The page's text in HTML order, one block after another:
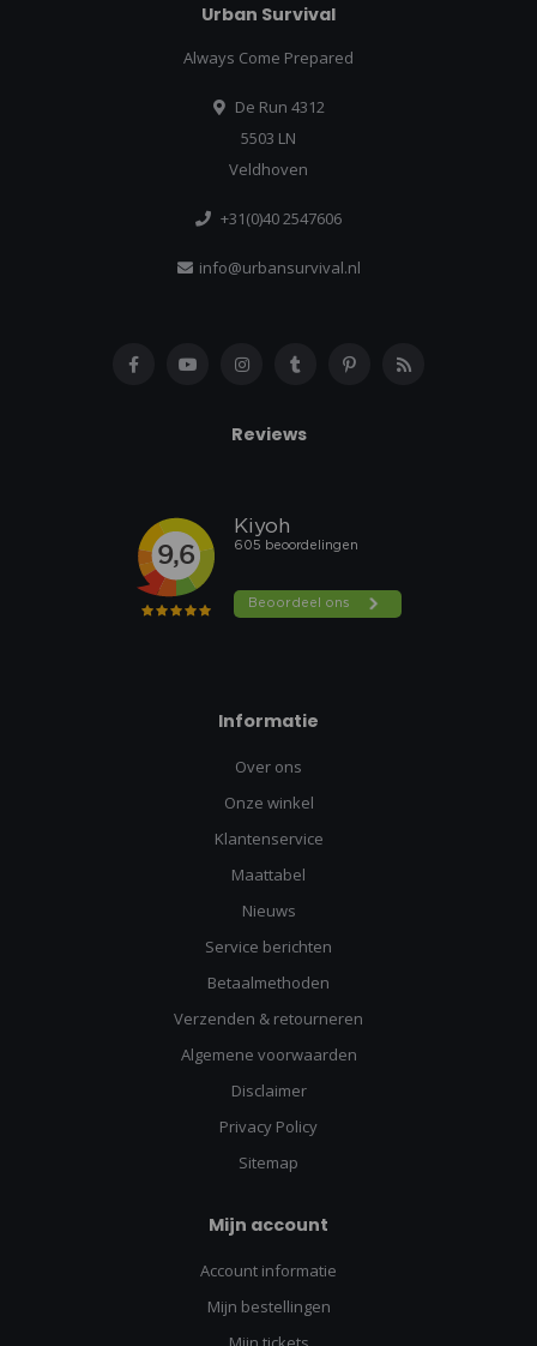
Urban Survival
Always Come Prepared
De Run 4312
5503 LN
Veldhoven
+31(0)40 2547606
info@urbansurvival.nl
Reviews
Informatie
Over ons
Onze winkel
Klantenservice
Maattabel
Nieuws
Service berichten
Betaalmethoden
Verzenden & retourneren
Algemene voorwaarden
Disclaimer
Privacy Policy
Sitemap
Mijn account
Account informatie
Mijn bestellingen